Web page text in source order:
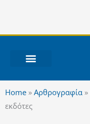
περιεχόμενο
Home » Αρθρογραφία »
εκδότες